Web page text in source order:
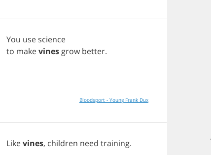
You use science
to makevines grow better.
Bloodsport - Young Frank Dux
Likevines, children need training.